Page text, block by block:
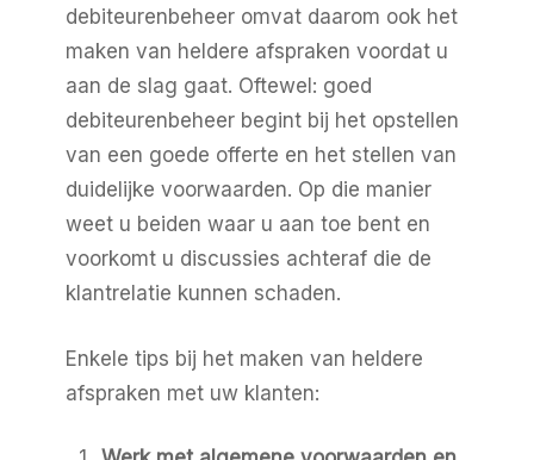
debiteurenbeheer omvat daarom ook het
maken van heldere afspraken voordat u
aan de slag gaat. Oftewel: goed
debiteurenbeheer begint bij het opstellen
van een goede offerte en het stellen van
duidelijke voorwaarden. Op die manier
weet u beiden waar u aan toe bent en
voorkomt u discussies achteraf die de
klantrelatie kunnen schaden.
Enkele tips bij het maken van heldere
afspraken met uw klanten: